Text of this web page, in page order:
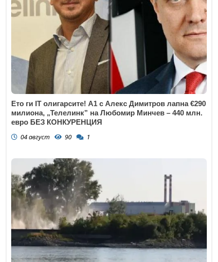
Коментар*
Ето ги IT олигарсите! А1 с Алекс Димитров лапна €290
милиона, „Телелинк” на Любомир Минчев – 440 млн.
евро БЕЗ КОНКУРЕНЦИЯ
04 август 90 1